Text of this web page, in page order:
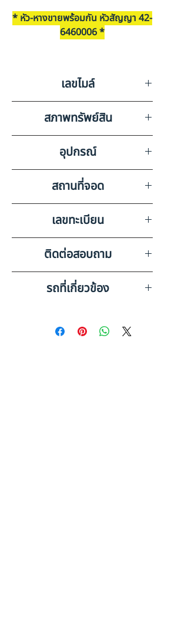
* หัว-หางขายพร้อมกัน หัวสัญญา 42-
6460006 *
กรณี **
ราคาประมูลเริ่มต้น เป็นราคาที่ไม่รวม
ภาษีมูลค่าเพิ่ม ค่าดำเนินการขาย ค่า
เลขไมล์
0
สภาพทรัพย์สิน
ส่วนหางไม่มีเลขไมล์ มีรอยขีดข่วน
รอบคัน
อุปกรณ์
สถานที่จอด
ASK KAIROD จ.ขอนแก่น
เลขทะเบียน
70-1623 กาฬสินธุ์
ติดต่อสอบถาม
เบอร์ติดต่อฝ่ายขาย 098-253-
5968 หรือ 061-386-4375
รถที่เกี่ยวข้อง
HO10-6600740